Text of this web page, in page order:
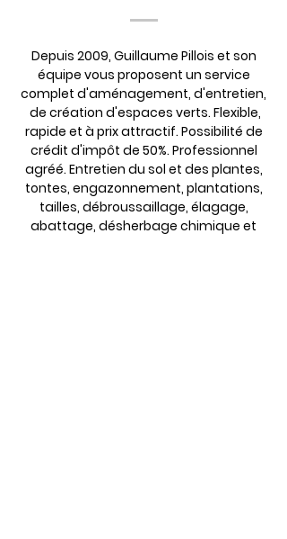
Depuis 2009, Guillaume Pillois et son
équipe vous proposent un service
complet d'aménagement, d'entretien,
de création d'espaces verts. Flexible,
rapide et à prix attractif. Possibilité de
crédit d'impôt de 50%. Professionnel
agréé. Entretien du sol et des plantes,
tontes, engazonnement, plantations,
tailles, débroussaillage, élagage,
abattage, désherbage chimique et